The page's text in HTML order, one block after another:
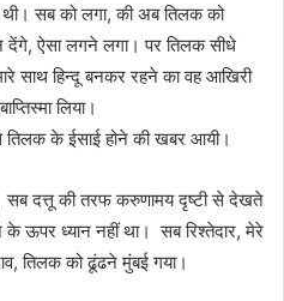
सब को लगा, की अब तिलक को
देंगे, ऐसा लगने लगा। पर तिलक सीधे
साथ हिन्दू बनकर रहने का वह आखिरी
लिया।
तिलक के ईसाई होने की खबर आयी।
सब दत्तू की तरफ करुणामय दृष्टी से देखते
ऊपर ध्यान नहीं था। सब रिश्तेदार, मेरे
तिलक को ढूंढने मुंबई गया।